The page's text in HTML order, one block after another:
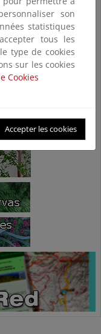
son
statistiques
tous les
type de cookies
sur les cookies
Cookies
Accepter les cookies